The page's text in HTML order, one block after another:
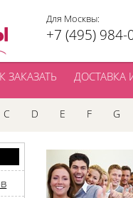
Для Москвы:
+7 (495) 984-
ЗАКАЗАТЬ ДОСТАВКА
C D E F G